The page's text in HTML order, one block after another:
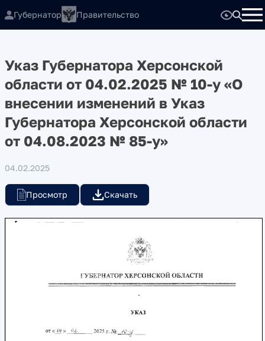
Губернатор Правительство
Указ Губернатора Херсонской
области от 04.02.2025 № 10-у «О
внесении изменений в Указ
Губернатора Херсонской области
от 04.08.2023 № 85-у»
04.02.2025
Просмотр Скачать